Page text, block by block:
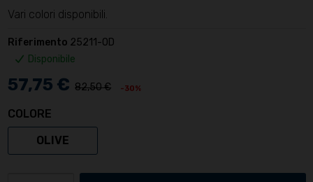
Vari colori disponibili.
Riferimento 25211-OD
Disponibile
57,75 € 82,50 € -30%
COLORE
OLIVE